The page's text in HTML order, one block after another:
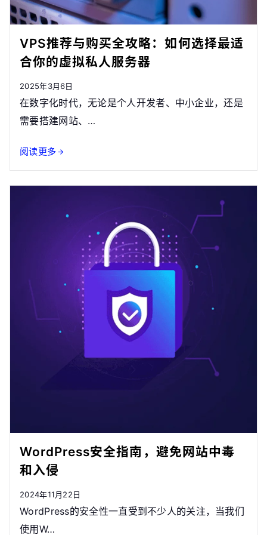
VPS推荐与购买全攻略：如何选择最适
合你的虚拟私人服务器
2025年3月6日
在数字化时代，无论是个人开发者、中小企业，还是
需要搭建网站、…
阅读更多
WordPress安全指南，避免网站中毒
和入侵
2024年11月22日
WordPress的安全性一直受到不少人的关注，当我们
使用W…